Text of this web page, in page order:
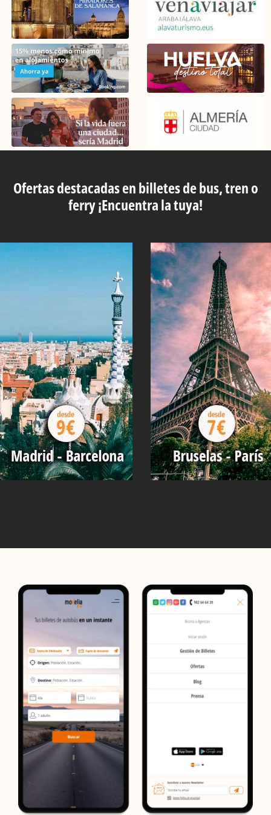
Ofertas destacadas en billetes de bus, tren o
ferry ¡Encuentra la tuya!